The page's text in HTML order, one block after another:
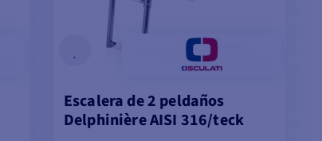
Escalera de 2 peldaños
Delphinière AISI 316/teck